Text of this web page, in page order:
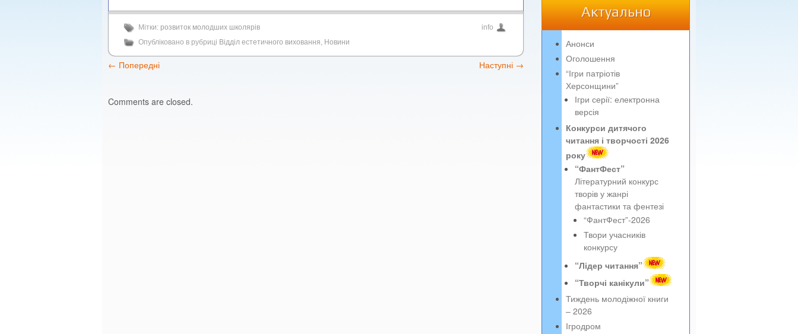
Мітки: розвиток молодших школярів
Опубліковано в рубриці Відділ естетичного виховання, Новини
info
← Попередні Наступні →
Comments are closed.
Актуально
Анонси
Оголошення
“Ігри патріотів
Херсонщини”
Ігри серії: електронна
версія
Конкурси дитячого
читання і творчості 2026
року
“ФантФест”
Літературний конкурс
творів у жанрі
фантастики та фентезі
“ФантФест”-2026
Твори учасників
конкурсу
“Лідер читання”
“Творчі канікули”
Тиждень молодіжної книги
– 2026
Ігродром